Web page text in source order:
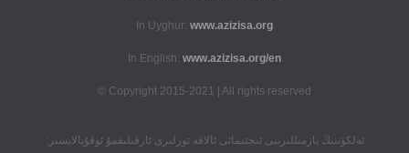
In Uyghur: www.azizisa.org
In English: www.azizisa.org/en
Copyright 2015-2021 | All rights reserved ©
ئەلكۈننىڭ يازمىللىرىنى ئىجتىمائى ئالاقە تورلىرى ئارقىلىقمۇ ئوقۇيالايسىز: